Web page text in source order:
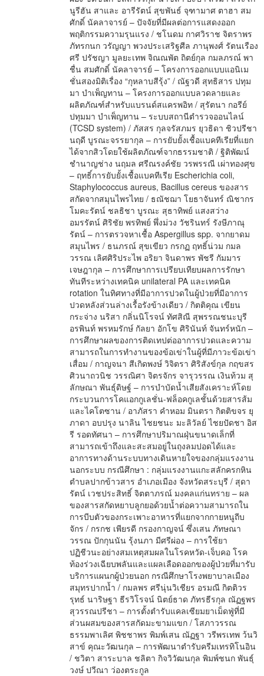
นูรีฮัน สาและ อารีรัตน์ สุขพันธ์ จุฑามาศ ตาฮา สม
ศักดิ์ นัคลาจารย์ – ปัจจัยที่มีผลต่อการแสดงออก
พฤติกรรมความรุนแรง / ชโนดม กาศวิราช จิตราพร
ภัทรกนก วรัญญา พวงประเสริฐศีล ภานุพงศ์ รัตนเรือง
ศรี ปรัชญา มูลยะเทพ จิณณพัต ถิตย์กุล กมลภรณ์ พา
ชื่น สมศักดิ์ นัคลาจารย์ – โครงการออกแบบแอนิเม
ชั่นสองมิติเรื่อง “กุหลาบสีรุ้ง” / ณัฐวดี สุทธิสาร ปทุม
มา บำเพ็ญทาน – โครงการออกแบบลวดลายและ
ผลิตภัณฑ์สำหรับแบรนด์สแครพอิท / สุรัตนา กอรีย์
ปทุมมา บำเพ็ญทาน – ระบบสถานีตำรวจออนไลน์
(TCSD system) / ภัสสร กุลจรัสภมร ยุวธิดา ชิวปรีชา
นฤดี บูรณะจรรยากุล – การยับยั้งเชื้อแบคทีเรียที่แยก
ได้จากสิวโดยใช้ผลิตภัณฑ์จากธรรมชาติ / ฐิติพัฒน์
ชำนาญช่าง นฤมล ศรีณรงค์ชัย วรพรรณี เผ่าทองศุข
– ฤทธิ์การยับยั้งเชื้อแบคทีเรีย Escherichia coli,
Staphylococcus aureus, Bacillus cereus ของสาร
สกัดจากสมุนไพรไทย / ธณัชฌา โยธาจันทร์ ณิชากร
โมคะรัตน์ ชลธิชา บูรณะ สุธาทิพย์ แสงสว่าง
อมรรัตน์ ศิริชัย พรทิพย์ พึ่งม่วง วัชรินทร์ รังษีภาณุ
รัตน์ – การตรวจหาเชื้อ Aspergillus spp. จากยาดม
สมุนไพร / ธนภรณ์ สุขเขียว กรกฏ ฤทธิ์น่วม กมล
วรรณ เลิศศิริประไพ อริยา จินดาพร พัชรี กัมมาร
เจษฎากุล – การศึกษาการเปรียบเทียบผลการรักษา
ทันทีระหว่างเทคนิค unilateral PA และเทคนิค
rotation ในทิศทางที่มีอาการปวดในผู้ป่วยที่มีอาการ
ปวดหลังส่วนล่างเรื้อรังข้างเดียว / กิตติคุณ เขียน
กระจ่าง นริสา กลิ่นนิโรจน์ ทัศสิณี สุพรรณชนะบุรี
อรพินท์ พรหมรักษ์ กัลยา อักโข ศิรินันท์ จันทร์หนัก –
การศึกษาผลของการติดเทปต่ออาการปวดและความ
สามารถในการทำงานของข้อเข่าในผู้ที่มีภาวะข้อเข่า
เสื่อม / กาญจนา สีเกิดพงษ์ วิจิตรา ศิริสังข์กุล กฤขสร
ศิวนาถวนิช วรรณิศา จิตรจักร จารุวรรณ เงินท้วม สุ
ลักษณา พันธุ์ดิษฐ์ – การบำบัดน้ำเสียสังเคราะห์โดย
กระบวนการโคแอกกูเลชั่น-ฟล็อคกูเลชั้นด้วยสารส้ม
และไคโตซาน / อาภัสรา คำหอม มินตรา กิตติขจร ยุ
ภาดา อบปรุง นาลิน ไชยชนะ มะลิวัลย์ ไชยปัดชา อิส
รี รอดทัศนา – การศึกษาปริมาณฝุ่นขนาดเล็กที่
สามารถเข้าถึงและสะสมอยู่ในถุงลมปอดได้และ
อาการทางด้านระบบทางเดินหายใจของกลุ่มแรงงาน
นอกระบบ กรณีศึกษา : กลุ่มแรงงานแกะสลักครกหิน
ตำบลปากข้าวสาร อำเภอเมือง จังหวัดสระบุรี / สุดา
รัตน์ เวชประสิทธิ์ จิตตาภรณ์ มงคลแก่นทราย – ผล
ของสารสกัดหยาบลูกยอด้วยน้ำต่อความสามารถใน
การบีบตัวของกระเพาะอาหารที่แยกจากกายหนูถีบ
จักร / กรกช เพียรดี กรองกาญจน์ ซึ่งเสน ภัทษณา
วรรณ ปักกุนนัน รุ้งนภา มีศรีผ่อง – การใช้ยา
ปฏิชีวนะอย่างสมเหตุสมผลในโรคหวัด-เจ็บคอ โรค
ท้องร่วงเฉียบพลันและแผลเลือดออกของผู้ป่วยที่มารับ
บริการแผนกผู้ป่วยนอก กรณีศึกษาโรงพยาบาลเมือง
สมุทรปากน้ำ / กมลพร ศรีนุ่นวิเชียร อรมณี กิตติวร
รุทธ์ นาริษฐา ธีรวิโรจน์ นิตย์ธาด ภัทรธีรกุล ณัฏฐพร
สุวรรณปรีชา – การตั้งตำรับแคลเซียมยาเม็ดฟู่ที่มี
ส่วนผสมของสารสกัดมะขามแขก / โสภาวรรณ
ธรรมพาเลิศ พิชชาพร พิมพ์เสน ณัฏฐา วรีพรเทพ ว้นวิ
สาข์ คุณะวัฒนกุล – การพัฒนาตำรับครีมเทรทิโนอิน
/ ชวิตา สาระบาล ชลิตา กิจวิวัฒนกุล พิมพ์ชนก พันธุ์
วงษ์ ปวีณา ว่องตระกูล